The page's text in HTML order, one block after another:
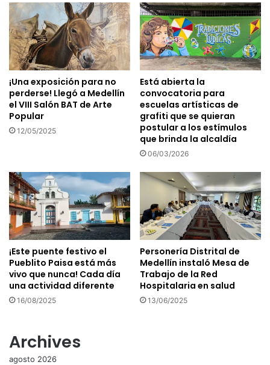
¡Una exposición para no
perderse! Llegó a Medellín
el VIII Salón BAT de Arte
Popular
12/05/2025
Está abierta la
convocatoria para
escuelas artísticas de
grafiti que se quieran
postular a los estímulos
que brinda la alcaldía
06/03/2026
¡Este puente festivo el
Pueblito Paisa está más
vivo que nunca! Cada día
una actividad diferente
16/08/2025
Personería Distrital de
Medellín instaló Mesa de
Trabajo de la Red
Hospitalaria en salud
13/06/2025
Archives
agosto 2026